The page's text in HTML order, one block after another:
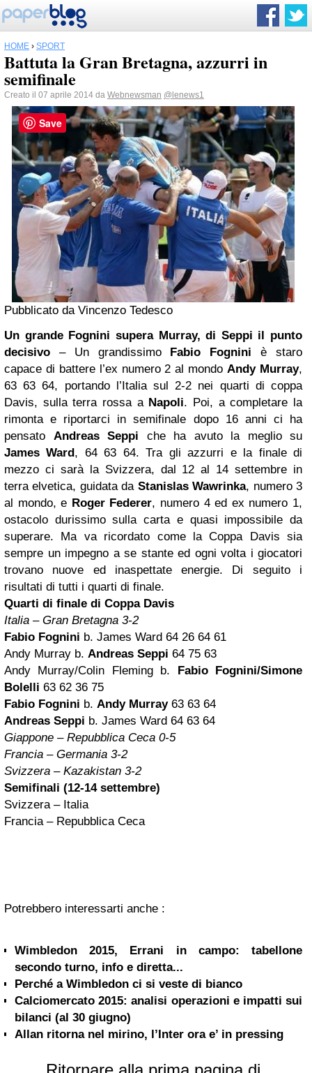
HOME › SPORT
Battuta la Gran Bretagna, azzurri in
semifinale
Creato il 07 aprile 2014 da Webnewsman @lenews1
Pubblicato da Vincenzo Tedesco
Un grande Fognini supera Murray, di Seppi il punto
decisivo – Un grandissimo Fabio Fognini è staro
capace di battere l’ex numero 2 al mondoAndy Murray,
63 63 64, portando l’Italia sul 2-2 nei quarti di coppa
Davis, sulla terra rossa a Napoli. Poi, a completare la
rimonta e riportarci in semifinale dopo 16 anni ci ha
pensato Andreas Seppi che ha avuto la meglio su
James Ward, 64 63 64. Tra gli azzurri e la finale di
mezzo ci sarà la Svizzera, dal 12 al 14 settembre in
terra elvetica, guidata da Stanislas Wawrinka, numero 3
al mondo, e Roger Federer, numero 4 ed ex numero 1,
ostacolo durissimo sulla carta e quasi impossibile da
superare. Ma va ricordato come la Coppa Davis sia
sempre un impegno a se stante ed ogni volta i giocatori
trovano nuove ed inaspettate energie. Di seguito i
risultati di tutti i quarti di finale.
Quarti di finale di Coppa Davis
Italia – Gran Bretagna 3-2
Fabio Fognini b. James Ward 64 26 64 61
Andy Murray b. Andreas Seppi 64 75 63
Andy Murray/Colin Fleming b. Fabio Fognini/Simone
Bolelli 63 62 36 75
Fabio Fognini b. Andy Murray63 63 64
Andreas Seppi b. James Ward 64 63 64
Giappone – Repubblica Ceca 0-5
Francia – Germania 3-2
Svizzera – Kazakistan 3-2
Semifinali (12-14 settembre)
Svizzera – Italia
Francia – Repubblica Ceca
Potrebbero interessarti anche :
Wimbledon 2015, Errani in campo: tabellone
secondo turno, info e diretta...
Perché a Wimbledon ci si veste di bianco
Calciomercato 2015: analisi operazioni e impatti sui
bilanci (al 30 giugno)
Allan ritorna nel mirino, l’Inter ora e’ in pressing
Save